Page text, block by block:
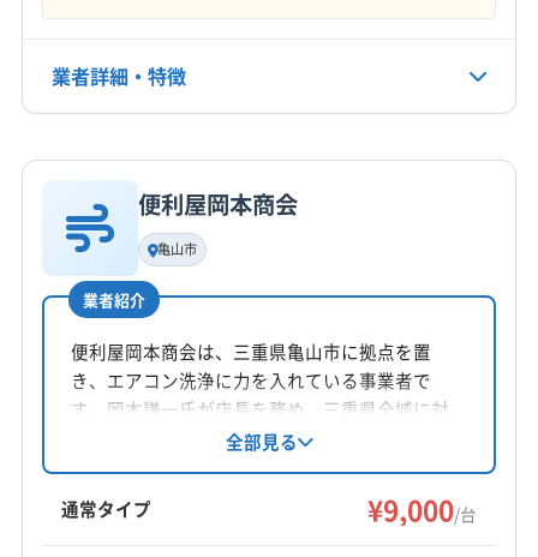
非公開
業者詳細・特徴
基本情報
代表者名
吉田裕樹
所在地
三重県津市
対応地域
いなべ市 伊賀市
熊野市
桑名市 四日市市 志摩市 松阪市
鳥羽市
津市
尾鷲市
員弁郡東員町
便利屋岡本商会
亀山市
業者紹介
便利屋岡本商会は、三重県亀山市に拠点を置
き、エアコン洗浄に力を入れている事業者で
す。岡本謙一氏が店長を務め、三重県全域に対
応。安心できる洗浄剤を使用し、丁寧な作業を
心がけています。基本料金に加え、お掃除機能
付きエアコンや室外機洗浄などのオプションも
提供しています。
全部見る
通常タイプ ¥9,000/台